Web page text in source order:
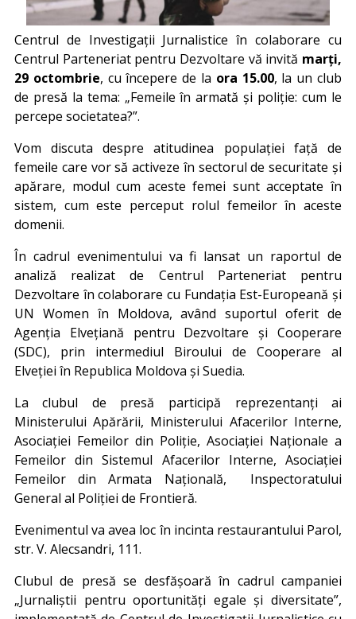
Centrul de Investigații Jurnalistice în colaborare cu
Centrul Parteneriat pentru Dezvoltare vă invită marți,
29 octombrie, cu începere de la ora 15.00, la un club
de presă la tema: „Femeile în armată și poliție: cum le
percepe societatea?”.
Vom discuta despre atitudinea populației față de
femeile care vor să activeze în sectorul de securitate și
apărare, modul cum aceste femei sunt acceptate în
sistem, cum este perceput rolul femeilor în aceste
domenii.
În cadrul evenimentului va fi lansat un raportul de
analiză realizat de Centrul Parteneriat pentru
Dezvoltare în colaborare cu Fundația Est-Europeană și
UN Women în Moldova, având suportul oferit de
Agenția Elvețiană pentru Dezvoltare și Cooperare
(SDC), prin intermediul Biroului de Cooperare al
Elveției în Republica Moldova și Suedia.
La clubul de presă participă reprezentanți ai
Ministerului Apărării, Ministerului Afacerilor Interne,
Asociației Femeilor din Poliție, Asociației Naționale a
Femeilor din Sistemul Afacerilor Interne, Asociației
Femeilor din Armata Națională, Inspectoratului
General al Poliției de Frontieră.
Evenimentul va avea loc în incinta restaurantului Parol,
str. V. Alecsandri, 111.
Clubul de presă se desfășoară în cadrul campaniei
„Jurnaliștii pentru oportunități egale și diversitate”,